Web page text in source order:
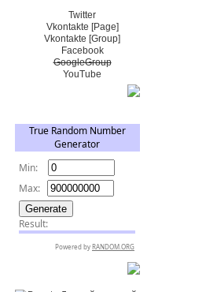
Twitter
Vkontakte [Page]
Vkontakte [Group]
Facebook
GoogleGroup
YouTube